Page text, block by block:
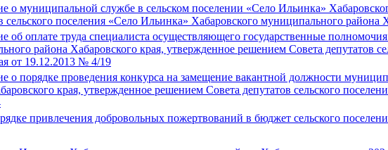
муниципальной службе в сельском поселении «Село Ильинка»
поселения «Село Ильинка» Хабаровского муниципального района
оплате труда специалиста осуществляющего государственные
района Хабаровского края, утвержденное решением Совета депутатов
от 19.12.2013 № 4/19
порядке проведения конкурса на замещение вакантной должности
края, утвержденное решением Совета депутатов сельского
привлечения добровольных пожертвований в бюджет сельского